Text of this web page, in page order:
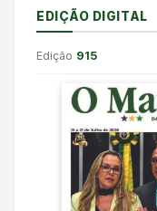
EDIÇÃO DIGITAL
Edição 915